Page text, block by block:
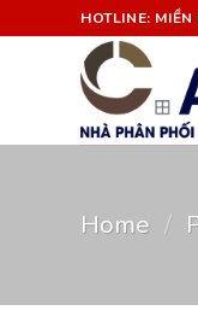
đến
HOTLINE:
Home /